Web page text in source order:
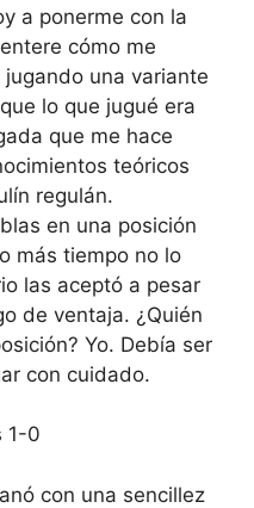
a ponerme con la
cómo me
una variante
lo que jugué era
que me hace
teóricos
regulán.
en una posición
más tiempo no lo
las aceptó a pesar
de ventaja. ¿Quién
Yo. Debía ser
con cuidado.
1-0
con una sencillez